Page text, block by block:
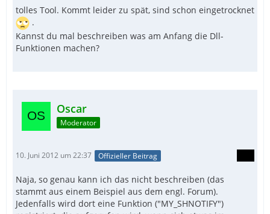
tolles Tool. Kommt leider zu spät, sind schon eingetrocknet
.
Kannst du mal beschreiben was am Anfang die Dll-
Funktionen machen?
Oscar
Moderator
10. Juni 2012 um 22:37 Offizieller Beitrag
Naja, so genau kann ich das nicht beschreiben (das
stammt aus einem Beispiel aus dem engl. Forum).
Jedenfalls wird dort eine Funktion ("MY_SHNOTIFY")